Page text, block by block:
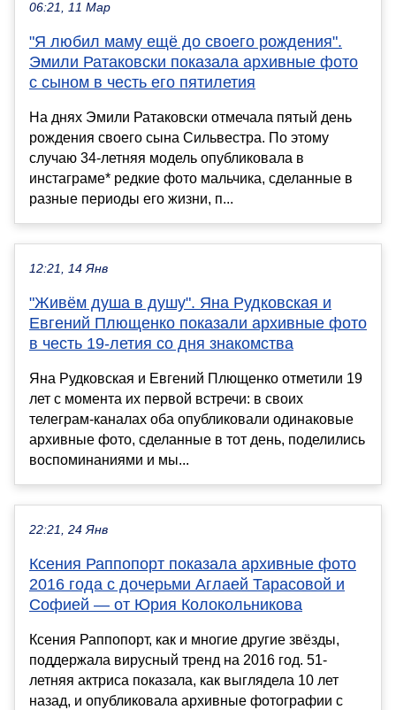
06:21, 11 Мар
"Я любил маму ещё до своего рождения".
Эмили Ратаковски показала архивные фото
с сыном в честь его пятилетия
На днях Эмили Ратаковски отмечала пятый день
рождения своего сына Сильвестра. По этому
случаю 34-летняя модель опубликовала в
инстаграме* редкие фото мальчика, сделанные в
разные периоды его жизни, п...
12:21, 14 Янв
"Живём душа в душу". Яна Рудковская и
Евгений Плющенко показали архивные фото
в честь 19-летия со дня знакомства
Яна Рудковская и Евгений Плющенко отметили 19
лет с момента их первой встречи: в своих
телеграм-каналах оба опубликовали одинаковые
архивные фото, сделанные в тот день, поделились
воспоминаниями и мы...
22:21, 24 Янв
Ксения Раппопорт показала архивные фото
2016 года с дочерьми Аглаей Тарасовой и
Софией — от Юрия Колокольникова
Ксения Раппопорт, как и многие другие звёзды,
поддержала вирусный тренд на 2016 год. 51-
летняя актриса показала, как выглядела 10 лет
назад, и опубликовала архивные фотографии с